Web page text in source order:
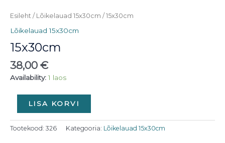
Esileht / Lõikelauad 15x30cm / 15x30cm
Lõikelauad 15x30cm
15x30cm
38,00 €
Availability: 1 laos
LISA KORVI
Tootekood: 326 Kategooria: Lõikelauad 15x30cm